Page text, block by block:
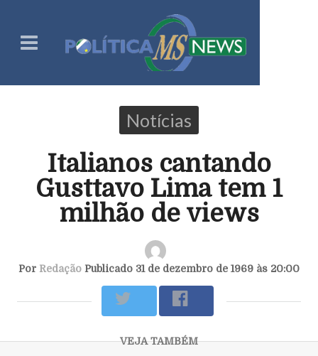
Notícias
Italianos cantando
Gusttavo Lima tem 1
milhão de views
Por Redação Publicado 31 de dezembro de 1969 às 20:00